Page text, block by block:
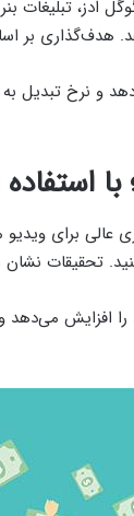
گوگل ادز،
هدف‌گذاری بر
و نرخ تبدیل
عالی برای
تحقیقات نشان
را افزایش